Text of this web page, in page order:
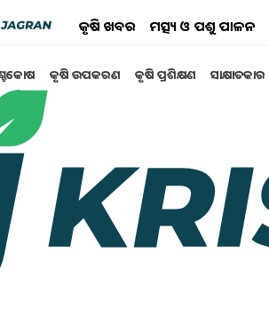
କୃଷି ଖବର ମତ୍ସ୍ୟ ଓ ପଶୁ ପାଳନ
କୃଷି ଉପକରଣ କୃଷି ପ୍ରଶିକ୍ଷଣ ସାକ୍ଷାତକାର
ଏବଂ ଜୀବନଶୈଳୀ
ମହିଳା ଉଦ୍ୟୋଗୀତାରେ ବଡ଼
କେବଳ ଔଷଧୀୟ ଦୃଷ୍ଟିକୋଣରୁ ନୁହେଁ ବରଂ